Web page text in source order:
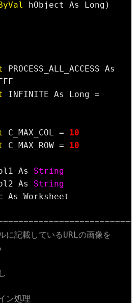
hObject As Long)
PROCESS_ALL_ACCESS As
INFINITE As Long =
C_MAX_COL = 10
C_MAX_ROW = 10
As String
As String
As Worksheet
記載しているURLの画像を
ン処理